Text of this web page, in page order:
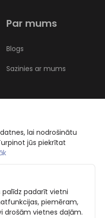
lai nodrošinātu
jūs piekrītat
padarīt vietni
piemēram,
drošām vietnes daļām.
Par mums
Blogs
Sazinies ar mums
ņēmēju piesaistei.
izstrāde, kas
uzņēmuma procesus.
un pašapkalpošanās